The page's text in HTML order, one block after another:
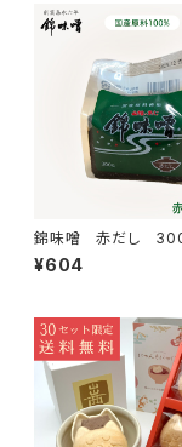
錦味噌 赤だし 300
ト
¥604